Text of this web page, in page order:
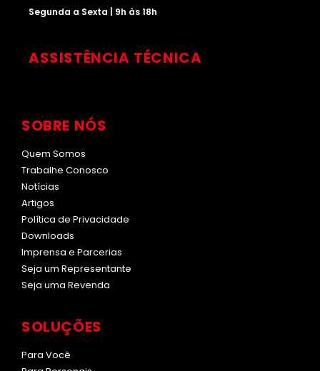
Segunda a Sexta | 9h às 18h
ASSISTÊNCIA TÉCNICA
SOBRE NÓS
Quem Somos
Trabalhe Conosco
Notícias
Artigos
Política de Privacidade
Downloads
Imprensa e Parcerias
Seja um Representante
Seja uma Revenda
SOLUÇÕES
Para Você